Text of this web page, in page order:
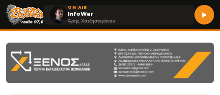
ON AIR
InfoWar
Άρης Χατζηστεφάνου